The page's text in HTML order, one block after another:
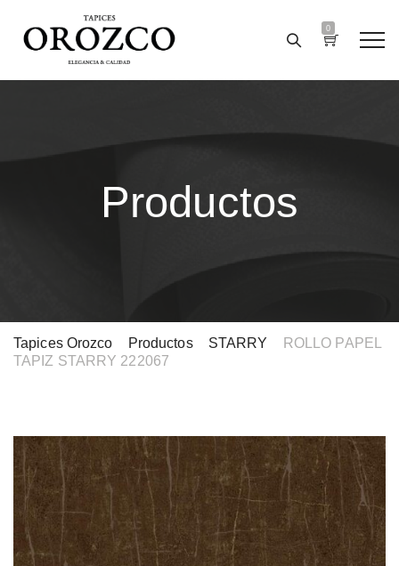
0
Productos
Tapices Orozco Productos> STARRY
ROLLO PAPEL
TAPIZ STARRY 222067